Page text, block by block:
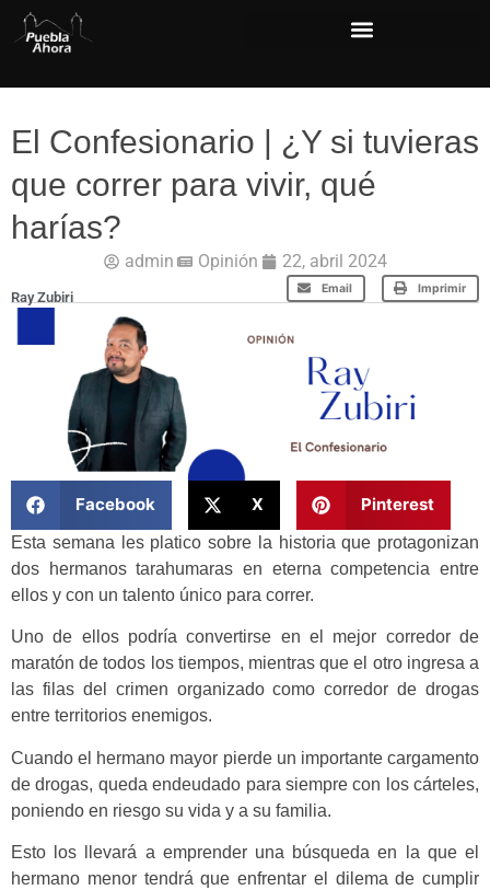
El Confesionario | ¿Y si tuvieras
que correr para vivir, qué
harías?
admin Opinión 22, abril 2024
Email Imprimir
Ray Zubiri
Facebook X Pinterest
Esta semana les platico sobre la historia que protagonizan
dos hermanos tarahumaras en eterna competencia entre
ellos y con un talento único para correr.
Uno de ellos podría convertirse en el mejor corredor de
maratón de todos los tiempos, mientras que el otro ingresa a
las filas del crimen organizado como corredor de drogas
entre territorios enemigos.
Cuando el hermano mayor pierde un importante cargamento
de drogas, queda endeudado para siempre con los cárteles,
poniendo en riesgo su vida y a su familia.
Esto los llevará a emprender una búsqueda en la que el
hermano menor tendrá que enfrentar el dilema de cumplir